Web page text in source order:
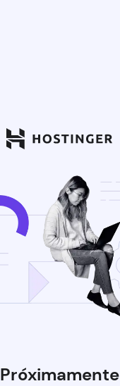
Próximamente